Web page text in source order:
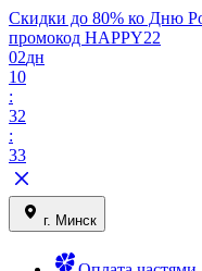
Скидки до 80% ко Дню
промокод HAPPY22
02дн
10
:
32
:
33
г. Минск